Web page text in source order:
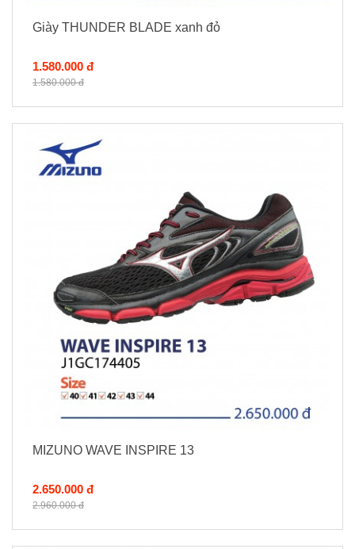
Giày THUNDER BLADE xanh đỏ
1.580.000 đ
1.580.000 đ
MIZUNO WAVE INSPIRE 13
2.650.000 đ
2.960.000 đ